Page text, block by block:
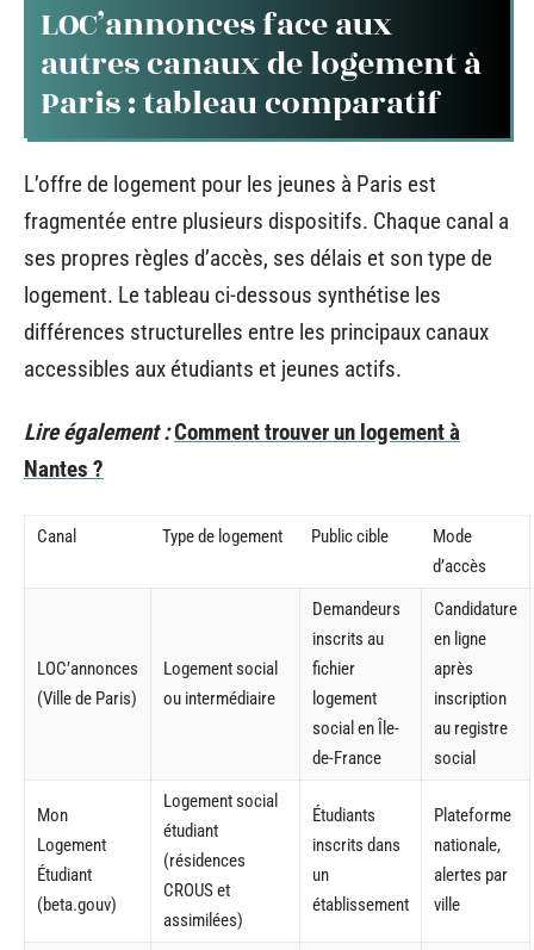
LOC’annonces face aux
autres canaux de logement à
Paris : tableau comparatif
L’offre de logement pour les jeunes à Paris est
fragmentée entre plusieurs dispositifs. Chaque canal a
ses propres règles d’accès, ses délais et son type de
logement. Le tableau ci-dessous synthétise les
différences structurelles entre les principaux canaux
accessibles aux étudiants et jeunes actifs.
Lire également :Comment trouver un logement à
Nantes ?
Canal Type de logement Public cible
Mode
d’accès
LOC’annonces
(Ville de Paris)
Logement social
ou intermédiaire
Demandeurs
inscrits au
fichier
logement
social en Île-
de-France
Candidature
en ligne
après
inscription
au registre
social
Mon
Logement
Étudiant
(beta.gouv)
Logement social
étudiant
(résidences
CROUS et
assimilées)
Étudiants
inscrits dans
un
établissement
Plateforme
nationale,
alertes par
ville